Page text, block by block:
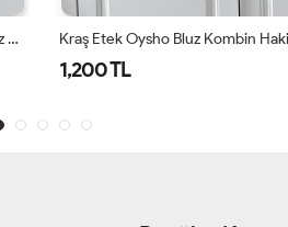
Kraş Etek Oysho Bluz Kombin Haki Beyaz Ekru Haki
1,200 TL